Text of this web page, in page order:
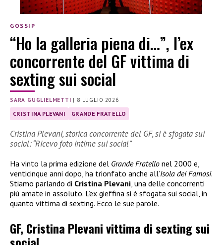
GOSSIP
“Ho la galleria piena di…”, l’ex
concorrente del GF vittima di
sexting sui social
SARA GUGLIELMETTI | 8 LUGLIO 2026
CRISTINA PLEVANI GRANDE FRATELLO
Cristina Plevani, storica concorrente del GF, si è sfogata sui
social: “Ricevo foto intime sui social”
Ha vinto la prima edizione del Grande Fratello nel 2000 e,
venticinque anni dopo, ha trionfato anche all’Isola dei Famosi.
Stiamo parlando di Cristina Plevani , una delle concorrenti
più amate in assoluto. L’ex gieffina si è sfogata sui social, in
quanto vittima di sexting. Ecco le sue parole.
GF, Cristina Plevani vittima di sexting sui